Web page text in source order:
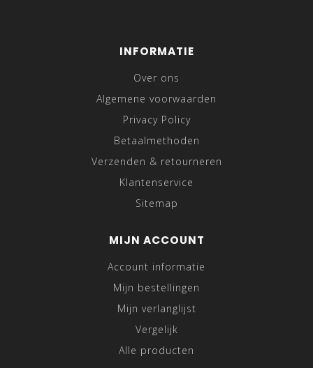
INFORMATIE
Over ons
Algemene voorwaarden
Privacy Policy
Betaalmethoden
Verzenden & retourneren
Klantenservice
Sitemap
MIJN ACCOUNT
Account informatie
Mijn bestellingen
Mijn verlanglijst
Vergelijk
Alle producten